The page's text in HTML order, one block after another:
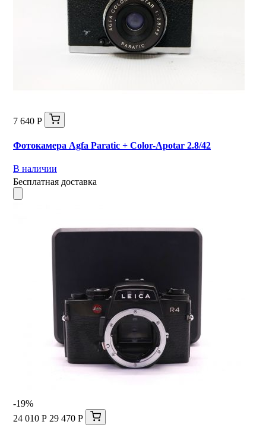
7 640 Р
Фотокамера Agfa Paratic + Color-Apotar 2.8/42
В наличии
Бесплатная доставка
-19%
24 010 Р 29 470 Р